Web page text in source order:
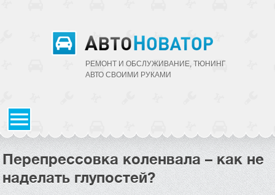
РЕМОНТ И ОБСЛУЖИВАНИЕ, ТЮНИНГ
АВТО CВОИМИ РУКАМИ
Перепрессовка коленвала – как не
наделать глупостей?